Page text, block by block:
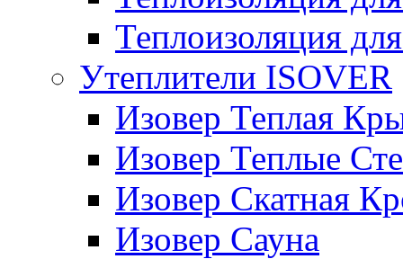
Теплоизоляция
Утеплители ISOVER
Изовер Теплая
Изовер Теплые
Изовер Скатная
Изовер Сауна